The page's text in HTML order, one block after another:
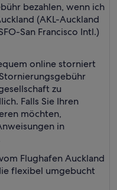
bezahlen, wenn ich
(AKL-Auckland
San Francisco Intl.)
online storniert
zu
Falls Sie Ihren
möchten,
in
Flughafen Auckland
flexibel umgebucht